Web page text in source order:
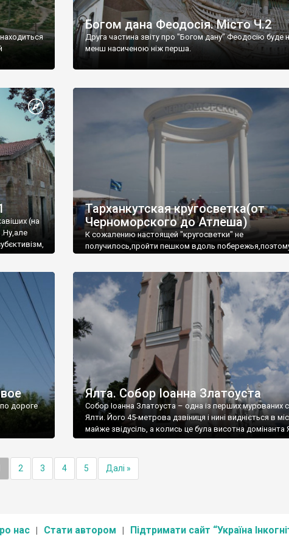
Богом дана Феодосія. Місто Ч.2
Друга частина звіту про "Богом дану" Феодосію буде
менш насиченою ніж перша.
(на
Тарханкутская кругосветка(от
Черноморского до Атлеша)
К сожалению настоящей "кругосветки" не
получилось,пройти пешком вдоль
дороге
Ялта. Собор Іоанна Златоуста
Собор Іоанна Златоуста – одна із перших мурованих
Ялти. Його 45-метрова дзвіниця і нині видніється в
майже звідусіль, а колись це була висотна домінанта
2 3 4 5 Далі »
нас Стати автором Підтримати сайт “Україна